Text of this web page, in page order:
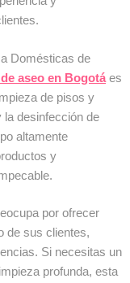
Domésticas de
aseo en Bogotá es
de pisos y
la desinfección de
altamente
y
por ofrecer
de sus clientes,
Si necesitas un
profunda, esta